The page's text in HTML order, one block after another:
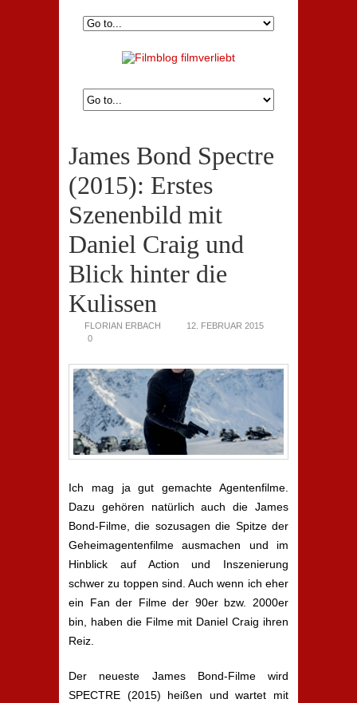
James Bond Spectre
(2015): Erstes
Szenenbild mit
Daniel Craig und
Blick hinter die
Kulissen
FLORIAN ERBACH
12. FEBRUAR 2015
0
Ich mag ja gut gemachte Agentenfilme.
Dazu gehören natürlich auch die James
Bond-Filme, die sozusagen die Spitze der
Geheimagentenfilme ausmachen und im
Hinblick auf Action und Inszenierung
schwer zu toppen sind. Auch wenn ich eher
ein Fan der Filme der 90er bzw. 2000er
bin, haben die Filme mit Daniel Craig ihren
Reiz.
Der neueste James Bond-Filme wird
SPECTRE (2015) heißen und wartet mit